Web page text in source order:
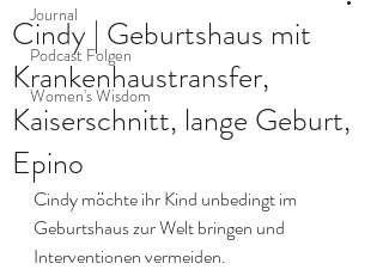
Journal
Podcast Folgen
Women's Wisdom
Cindy | Geburtshaus mit
Krankenhaustransfer,
Kaiserschnitt, lange Geburt,
Epino
Cindy möchte ihr Kind unbedingt im
Geburtshaus zur Welt bringen und
Interventionen vermeiden.